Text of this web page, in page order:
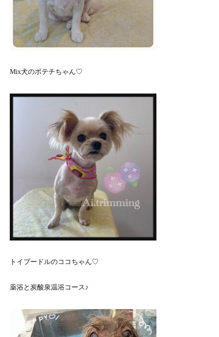
Mix犬のポテチちゃん♡
トイプードルのココちゃん♡
薬浴と炭酸泉温浴コース♪